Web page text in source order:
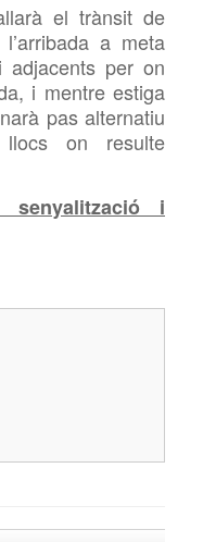
el trànsit de
a meta
per on
i mentre estiga
pas alternatiu
on resulte
i